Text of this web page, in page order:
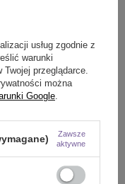
od
usług zgodnie z
warunki
przeglądarce.
można
Google.
Zawsze
aktywne